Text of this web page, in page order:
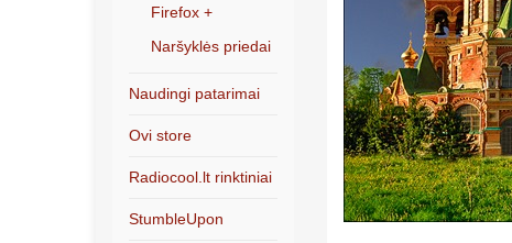
Firefox +
Naršyklės priedai
Naudingi patarimai
Ovi store
Radiocool.lt rinktiniai
StumbleUpon